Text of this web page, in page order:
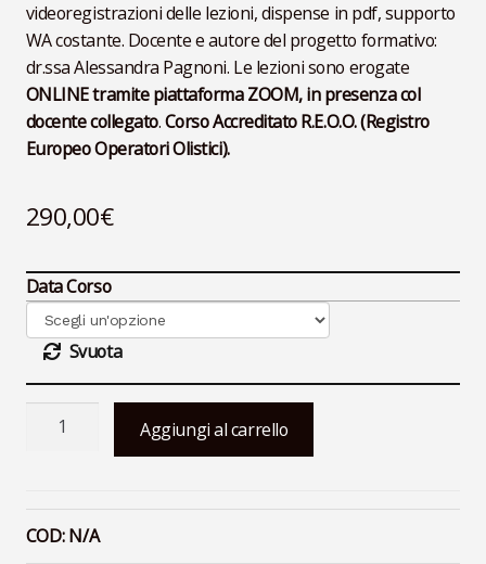
videoregistrazioni delle lezioni, dispense in pdf, supporto
WA costante. Docente e autore del progetto formativo:
dr.ssa Alessandra Pagnoni. Le lezioni sono erogate
ONLINE tramite piattaforma ZOOM, in presenza col
docente collegato.Corso Accreditato R.E.O.O. (Registro
Europeo Operatori Olistici).
290,00€
Data Corso
Svuota
Aromaterapia
e
Puerperio
Aggiungi al carrello
COD:N/A